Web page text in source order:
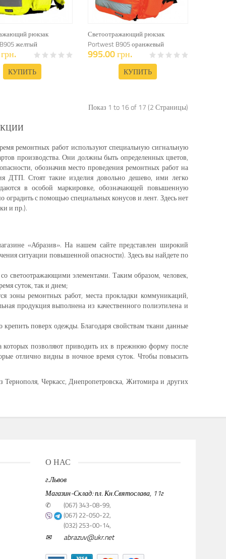
рюкзак
желтый
КУПИТЬ
Светоотражающий рюкзак
Portwest B905 оранжевый
995.00 грн.
КУПИТЬ
Показ 1 to 16 of 17 (2 Страницы)
ремонтных работ используют специальную сигнальную
производства. Они должны быть определенных цветов,
обозначив место проведения ремонтных работ на
ДТП. Стоят такие изделия довольно дешево, ими легко
в особой маркировке, обозначающей повышенную
с помощью специальных конусов и лент. Здесь нет
и пр.).
«Абразив». На нашем сайте представлен широкий
ситуации повышенной опасности). Здесь вы найдете по
светоотражающими элементами. Таким образом, человек,
суток, так и днем;
зоны ремонтных работ, места прокладки коммуникаций,
продукция выполнена из качественного полиэтилена и
поверх одежды. Благодаря свойствам ткани данные
которых позволяют приводить их в прежнюю форму после
отлично видны в ночное время суток. Чтобы повысить
Черкасс, Днепропетровска, Житомира и других
О НАС
г.Львов
Магазин-Склад: пл. Кн.Святослава, 11г
✆
(067) 343-08-99,
(067) 22-050-22,
(032) 253-00-14,
✉ abrazuv@ukr.net